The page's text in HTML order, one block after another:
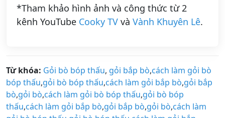
*Tham khảo hình ảnh và công thức từ 2
kênh YouTube Cooky TV và Vành Khuyên Lê.
Từ khóa: Gỏi bò bóp thấu, gỏi bắp bò,cách làm gỏi bò
bóp thấu,gỏi bò bóp thấu,cách làm gỏi bắp bò,gỏi bắp
bò,gỏi bò,cách làm gỏi bò bóp thấu,gỏi bò bóp
thấu,cách làm gỏi bắp bò,gỏi bắp bò,gỏi bò,cách làm